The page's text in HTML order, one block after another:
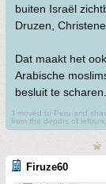
buiten Israël
Druzen,
Dat maakt het
Arabische
besluit te scharen.
'I moved to Peru and
from the depths of
Firuze60